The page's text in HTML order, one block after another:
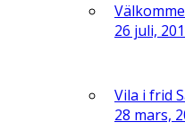
26 juli,
Vila i frid
28 mars,